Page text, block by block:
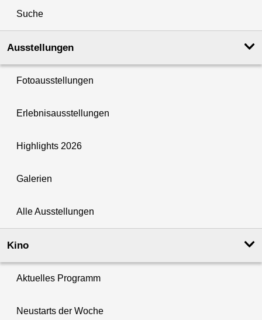
Suche
Ausstellungen
Fotoausstellungen
Erlebnisausstellungen
Highlights 2026
Galerien
Alle Ausstellungen
Kino
Aktuelles Programm
Neustarts der Woche